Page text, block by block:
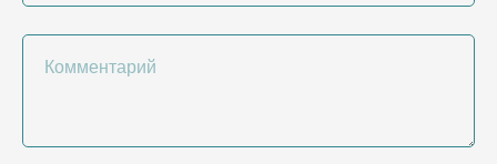
Комментарий